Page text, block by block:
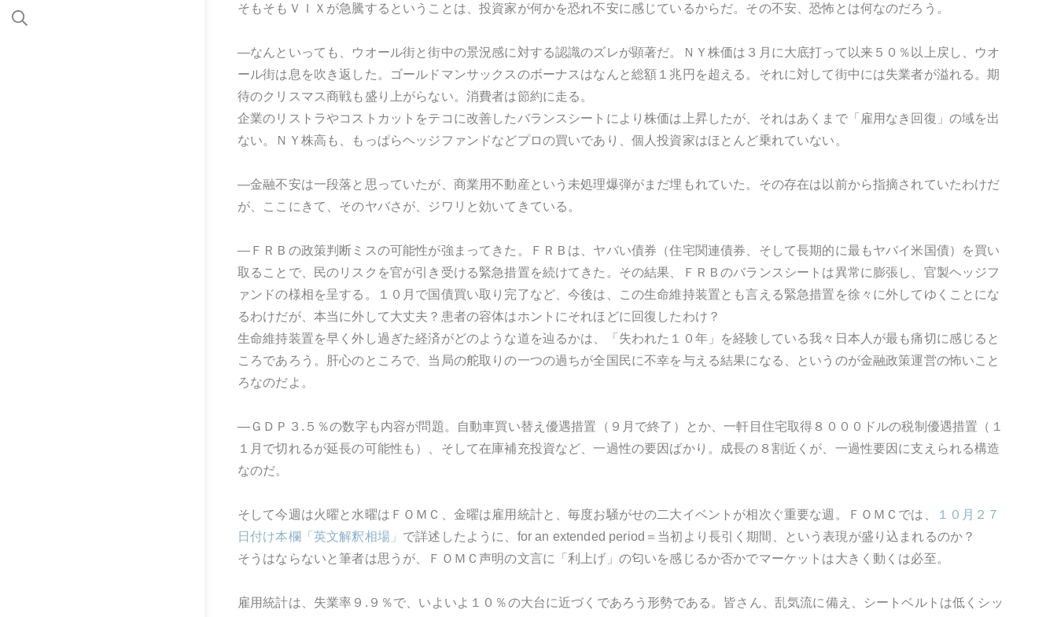
そもそもＶＩＸが急騰するということは、投資家が何かを恐れ不安に感じているからだ。その不安、恐怖とは何なのだろう。
―なんといっても、ウオール街と街中の景況感に対する認識のズレが顕著だ。ＮＹ株価は３月に大底打って以来５０％以上戻し、ウオ
ール街は息を吹き返した。ゴールドマンサックスのボーナスはなんと総額１兆円を超える。それに対して街中には失業者が溢れる。期
待のクリスマス商戦も盛り上がらない。消費者は節約に走る。
企業のリストラやコストカットをテコに改善したバランスシートにより株価は上昇したが、それはあくまで「雇用なき回復」の域を出
ない。ＮＹ株高も、もっぱらヘッジファンドなどプロの買いであり、個人投資家はほとんど乗れていない。
―金融不安は一段落と思っていたが、商業用不動産という未処理爆弾がまだ埋もれていた。その存在は以前から指摘されていたわけだ
が、ここにきて、そのヤバさが、ジワリと効いてきている。
―ＦＲＢの政策判断ミスの可能性が強まってきた。ＦＲＢは、ヤバい債券（住宅関連債券、そして長期的に最もヤバイ米国債）を買い
取ることで、民のリスクを官が引き受ける緊急措置を続けてきた。その結果、ＦＲＢのバランスシートは異常に膨張し、官製ヘッジフ
ァンドの様相を呈する。１０月で国債買い取り完了など、今後は、この生命維持装置とも言える緊急措置を徐々に外してゆくことにな
るわけだが、本当に外して大丈夫？患者の容体はホントにそれほどに回復したわけ？
生命維持装置を早く外し過ぎた経済がどのような道を辿るかは、「失われた１０年」を経験している我々日本人が最も痛切に感じると
ころであろう。肝心のところで、当局の舵取りの一つの過ちが全国民に不幸を与える結果になる、というのが金融政策運営の怖いこと
ろなのだよ。
―ＧＤＰ３.５％の数字も内容が問題。自動車買い替え優遇措置（９月で終了）とか、一軒目住宅取得８０００ドルの税制優遇措置（１
１月で切れるが延長の可能性も）、そして在庫補充投資など、一過性の要因ばかり。成長の８割近くが、一過性要因に支えられる構造
なのだ。
そして今週は火曜と水曜はＦＯＭＣ、金曜は雇用統計と、毎度お騒がせの二大イベントが相次ぐ重要な週。ＦＯＭＣでは、
１０月２７
日付け本欄「英文解釈相場」 で詳述したように、for an extended period＝当初より長引く期間、という表現が盛り込まれるのか？
そうはならないと筆者は思うが、ＦＯＭＣ声明の文言に「利上げ」の匂いを感じるか否かでマーケットは大きく動くは必至。
雇用統計は、失業率９.９％で、いよいよ１０％の大台に近づくであろう形勢である。皆さん、乱気流に備え、シートベルトは低くシッ